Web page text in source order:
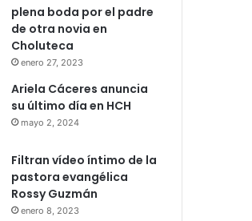
plena boda por el padre
de otra novia en
Choluteca
enero 27, 2023
Ariela Cáceres anuncia
su último día en HCH
mayo 2, 2024
Filtran vídeo íntimo de la
pastora evangélica
Rossy Guzmán
enero 8, 2023